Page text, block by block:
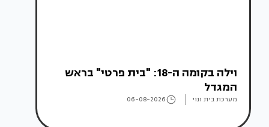
וילה בקומה ה-18: "בית פרטי" בראש
המגדל
מערכת בית ונוי 06-08-2026